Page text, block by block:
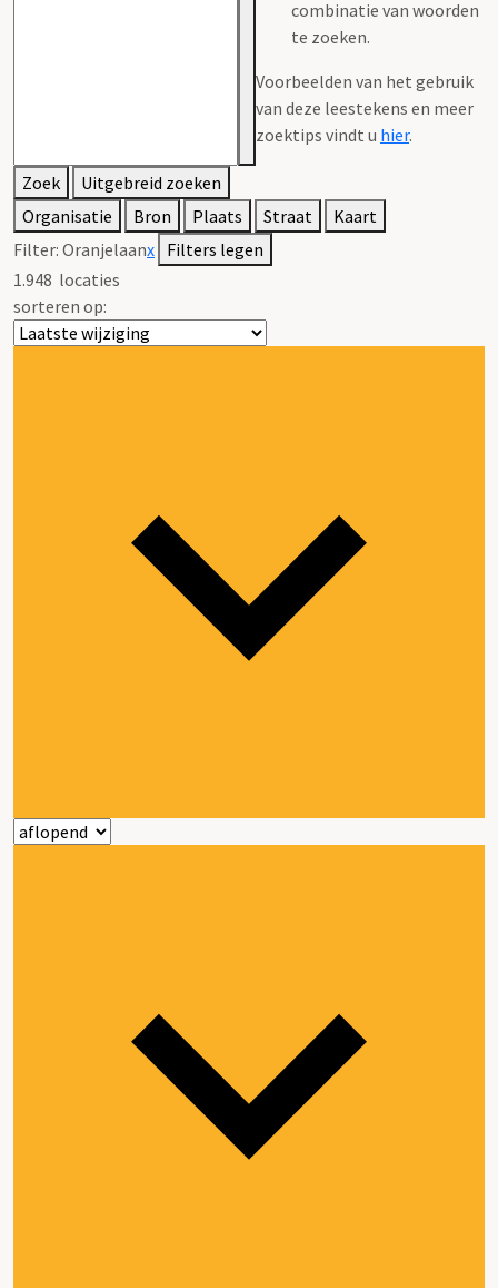
combinatie van woorden
te zoeken.
Voorbeelden van het gebruik
van deze leestekens en meer
zoektips vindt u hier.
Zoek
Uitgebreid zoeken
Organisatie
Bron Plaats Straat
Kaart
Filter: Oranjelaanx Filters legen
1.948 locaties
sorteren op: